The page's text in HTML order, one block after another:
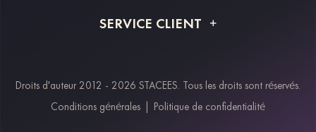
Retour et remboursement
SERVICE CLIENT
Modes de paiement
Klarna
Droits d'auteur 2012 - 2026 STACEES. Tous les droits sont réservés.
Conditions générales
Politique de confidentialité